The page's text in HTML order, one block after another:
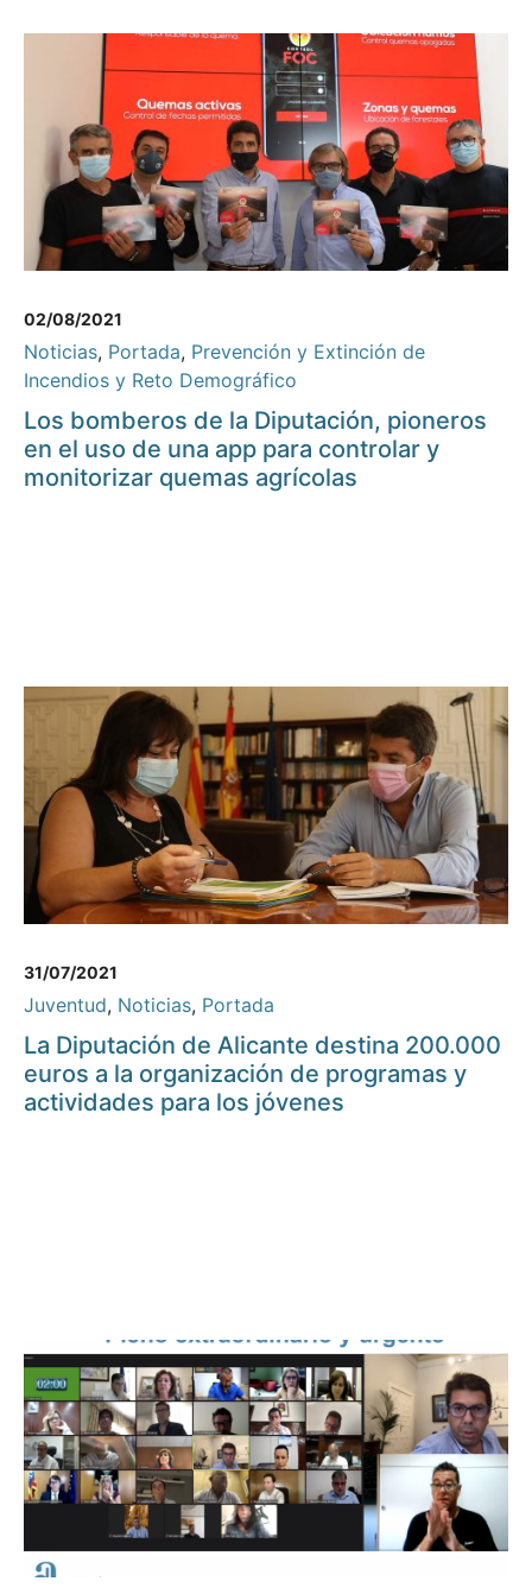
02/08/2021
Noticias, Portada, Prevención y Extinción de
Incendios y Reto Demográfico
Los bomberos de la Diputación, pioneros
en el uso de una app para controlar y
monitorizar quemas agrícolas
31/07/2021
Juventud, Noticias, Portada
La Diputación de Alicante destina 200.000
euros a la organización de programas y
actividades para los jóvenes